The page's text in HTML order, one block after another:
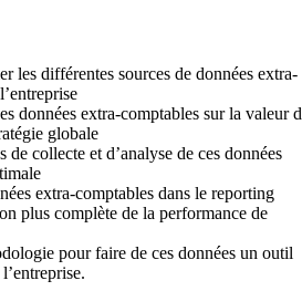
les différentes sources de données extra-
données extra-comptables sur la valeur
globale
de collecte et d’analyse de ces données
extra-comptables dans le reporting
plus complète de la performance de
pour faire de ces données un outil